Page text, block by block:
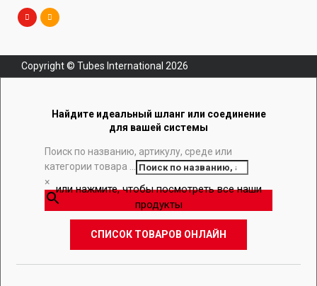
Copyright © Tubes International 2026
Найдите идеальный шланг или соединение
для вашей системы
Поиск по названию, артикулу, среде или
категории товара ...
×
или нажмите, чтобы посмотреть все наши
продукты
СПИСОК ТОВАРОВ ОНЛАЙН